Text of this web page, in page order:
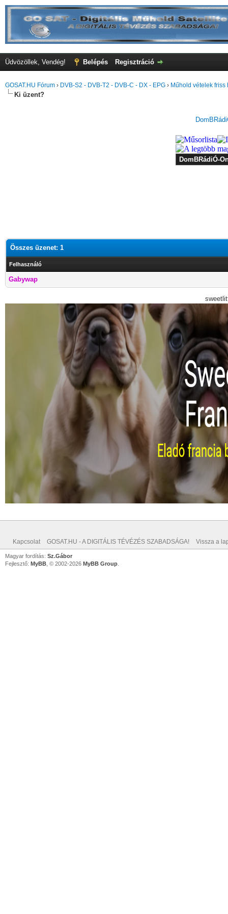
Üdvözöllek, Vendég! Belépés Regisztráció
GOSAT.HU Fórum › DVB-S2 - DVB-T2 - DVB-C - DX - EPG › Műhold vételek friss
Ki üzent?
Összes üzenet: 1
Felhasználó
Gabywap
Kapcsolat GOSAT.HU - A DIGITÁLIS TÉVÉZÉS SZABADSÁGA! Vissza a
Magyar fordítás: Sz.Gábor
Fejlesztő: MyBB , © 2002-2026 MyBB Group